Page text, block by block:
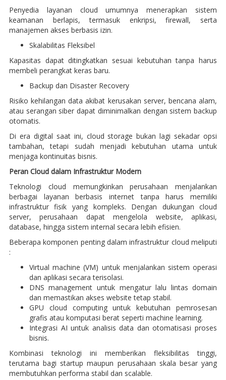
Penyedia layanan cloud umumnya menerapkan sistem
keamanan berlapis, termasuk enkripsi, firewall, serta
manajemen akses berbasis izin.
Skalabilitas Fleksibel
Kapasitas dapat ditingkatkan sesuai kebutuhan tanpa harus
membeli perangkat keras baru.
Backup dan Disaster Recovery
Risiko kehilangan data akibat kerusakan server, bencana alam,
atau serangan siber dapat diminimalkan dengan sistem backup
otomatis.
Di era digital saat ini, cloud storage bukan lagi sekadar opsi
tambahan, tetapi sudah menjadi kebutuhan utama untuk
menjaga kontinuitas bisnis.
Peran Cloud dalam Infrastruktur Modern
Teknologi cloud memungkinkan perusahaan menjalankan
berbagai layanan berbasis internet tanpa harus memiliki
infrastruktur fisik yang kompleks. Dengan dukungan cloud
server, perusahaan dapat mengelola website, aplikasi,
database, hingga sistem internal secara lebih efisien.
Beberapa komponen penting dalam infrastruktur cloud meliputi
:
Virtual machine (VM) untuk menjalankan sistem operasi
dan aplikasi secara terisolasi.
DNS management untuk mengatur lalu lintas domain
dan memastikan akses website tetap stabil.
GPU cloud computing untuk kebutuhan pemrosesan
grafis atau komputasi berat seperti machine learning.
Integrasi AI untuk analisis data dan otomatisasi proses
bisnis.
Kombinasi teknologi ini memberikan fleksibilitas tinggi,
terutama bagi startup maupun perusahaan skala besar yang
membutuhkan performa stabil dan scalable.